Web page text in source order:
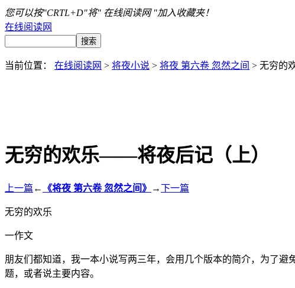
您可以按"CRTL+D"将" 在线阅读网 "加入收藏夹！
在线阅读网
当前位置： 在线阅读网 > 将夜小说 > 将夜 第六卷 忽然之间 > 无穷的
无穷的欢乐——将夜后记（上）
上一篇 ← 《将夜 第六卷 忽然之间》 →下一篇
无穷的欢乐
一作文
朋友们都知道，我一本小说写两三年，会用几个版本的简介，为了
题，或者说主要内容。